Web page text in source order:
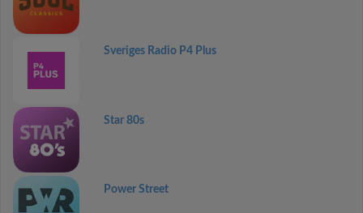
Sveriges Radio P4 Plus
Star 80s
Power Street